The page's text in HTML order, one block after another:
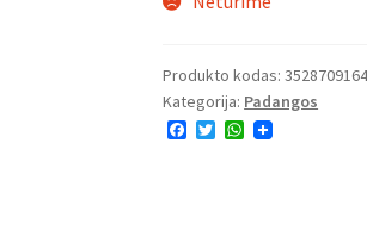
Produkto kodas:
Kategorija: Padangos
F
T
W